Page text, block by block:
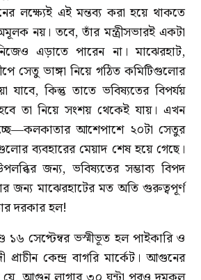
লক্ষ্যেই এই মন্তব্য করা হয়ে থাকতে
নয়। তবে, তাঁর মন্ত্রীসভারই একটা
এড়াতে পারেন না। মাঝেরহাট,
সেতু ভাঙ্গা নিয়ে গঠিত কমিটিগুলোর
যাবে, কিন্তু তাতে ভবিষ্যতের বিপর্যয়
তা নিয়ে সংশয় থেকেই যায়। এখন
আশেপাশে ২০টা সেতুর
ব্যবহারের মেয়াদ শেষ হয়ে গেছে।
জন্য, ভবিষ্যতের সম্ভাব্য বিপদ
জন্য মাঝেরহাটের মত অতি গুরুত্বপূর্ণ
দরকার হল!
১৬ সেপ্টেম্বর ভস্মীভূত হল পাইকারি ও
প্রাচীন কেন্দ্র বাগরি মার্কেট। আগুনের